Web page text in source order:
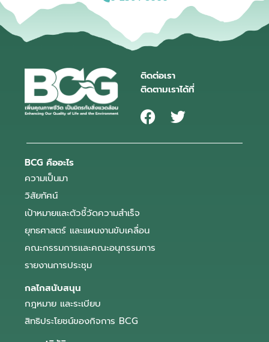
ติดต่อเรา
ติดตามเราได้ที่
BCG คืออะไร
ความเป็นมา
วิสัยทัศน์
เป้าหมายและตัวชี้วัดความสำเร็จ
ยุทธศาสตร์ และแผนงานขับเคลื่อน
คณะกรรมการและคณะอนุกรรมการ
รายงานการประชุม
กลไกสนับสนุน
กฎหมาย และระเบียบ
สิทธิประโยชน์ของกิจการ BCG